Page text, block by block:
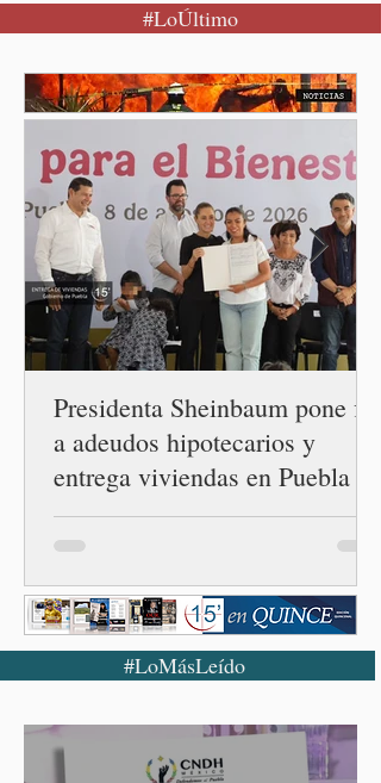
restablecimiento de las
entre los gobiernos de
México y Perú. “Es
la orientación política de
los gobiernos —porque hay
orientaciones políticas de
los gobiernos, llegan por
un partido, llegan por otro
— es importante que México
tenga relaciones
diplomáticas con el mu
#LoÚltimo
Presidenta Sheinbaum pone fin
a adeudos hipotecarios y
entrega viviendas en Puebla
#LoMásLeído